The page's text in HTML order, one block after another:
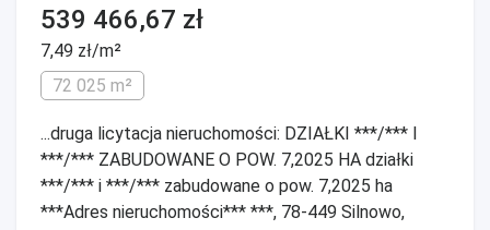
539 466,67 zł
7,49 zł/m²
72 025 m²
...druga licytacja nieruchomości: DZIAŁKI ***/*** I
***/*** ZABUDOWANE O POW. 7,2025 HA działki
***/*** i ***/*** zabudowane o pow. 7,2025 ha
***Adres nieruchomości*** ***, 78-449 Silnowo,